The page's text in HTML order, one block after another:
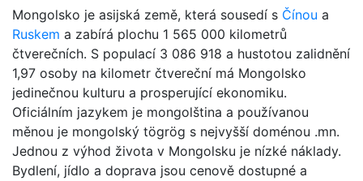
Mongolsko je asijská země, která sousedí s Čínou a
Ruskem a zabírá plochu 1 565 000 kilometrů
čtverečních. S populací 3 086 918 a hustotou zalidnění
1,97 osoby na kilometr čtvereční má Mongolsko
jedinečnou kulturu a prosperující ekonomiku.
Oficiálním jazykem je mongolština a používanou
měnou je mongolský tögrög s nejvyšší doménou .mn.
Jednou z výhod života v Mongolsku je nízké náklady.
Bydlení, jídlo a doprava jsou cenově dostupné a